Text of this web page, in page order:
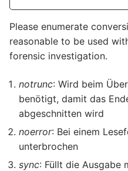
Please enumerate
reasonable to be used
forensic investigation.
notrunc: Wird beim
benötigt, damit das
abgeschnitten wird
noerror: Bei einem
unterbrochen
sync: Füllt die Ausgabe